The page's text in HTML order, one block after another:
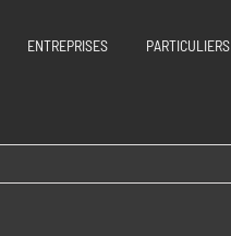
ENTREPRISES PARTICULIERS